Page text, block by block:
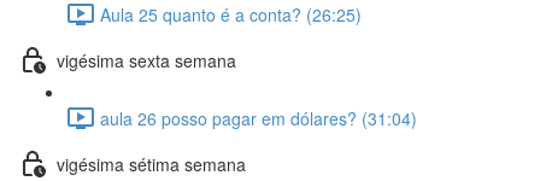
Aula 25 quanto é a conta? (26:25)
vigésima sexta semana
aula 26 posso pagar em dólares? (31:04)
vigésima sétima semana